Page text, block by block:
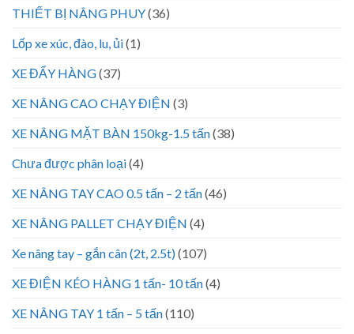
THIẾT BỊ NÂNG PHUY(36)
Lốp xe xúc, đào, lu, ủi(1)
XE ĐẨY HÀNG(37)
XE NÂNG CAO CHẠY ĐIỆN (3)
XE NÂNG MẶT BÀN 150kg-1.5 tấn(38)
Chưa được phân loại(4)
XE NÂNG TAY CAO 0.5 tấn – 2 tấn(46)
XE NÂNG PALLET CHẠY ĐIỆN (4)
Xe nâng tay – gắn cân (2t, 2.5t)(107)
XE ĐIỆN KÉO HÀNG 1 tấn- 10 tấn(4)
XE NÂNG TAY 1 tấn – 5 tấn(110)